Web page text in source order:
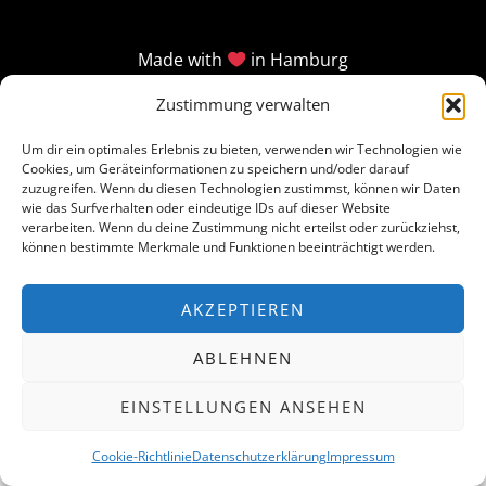
Zustimmung verwalten
Um dir ein optimales Erlebnis zu bieten, verwenden wir Technologien wie
Cookies, um Geräteinformationen zu speichern und/oder darauf
zuzugreifen. Wenn du diesen Technologien zustimmst, können wir Daten
wie das Surfverhalten oder eindeutige IDs auf dieser Website
verarbeiten. Wenn du deine Zustimmung nicht erteilst oder zurückziehst,
können bestimmte Merkmale und Funktionen beeinträchtigt werden.
AKZEPTIEREN
ABLEHNEN
EINSTELLUNGEN ANSEHEN
Cookie-RichtlinieDatenschutzerklärungImpressum
Made with in Hamburg